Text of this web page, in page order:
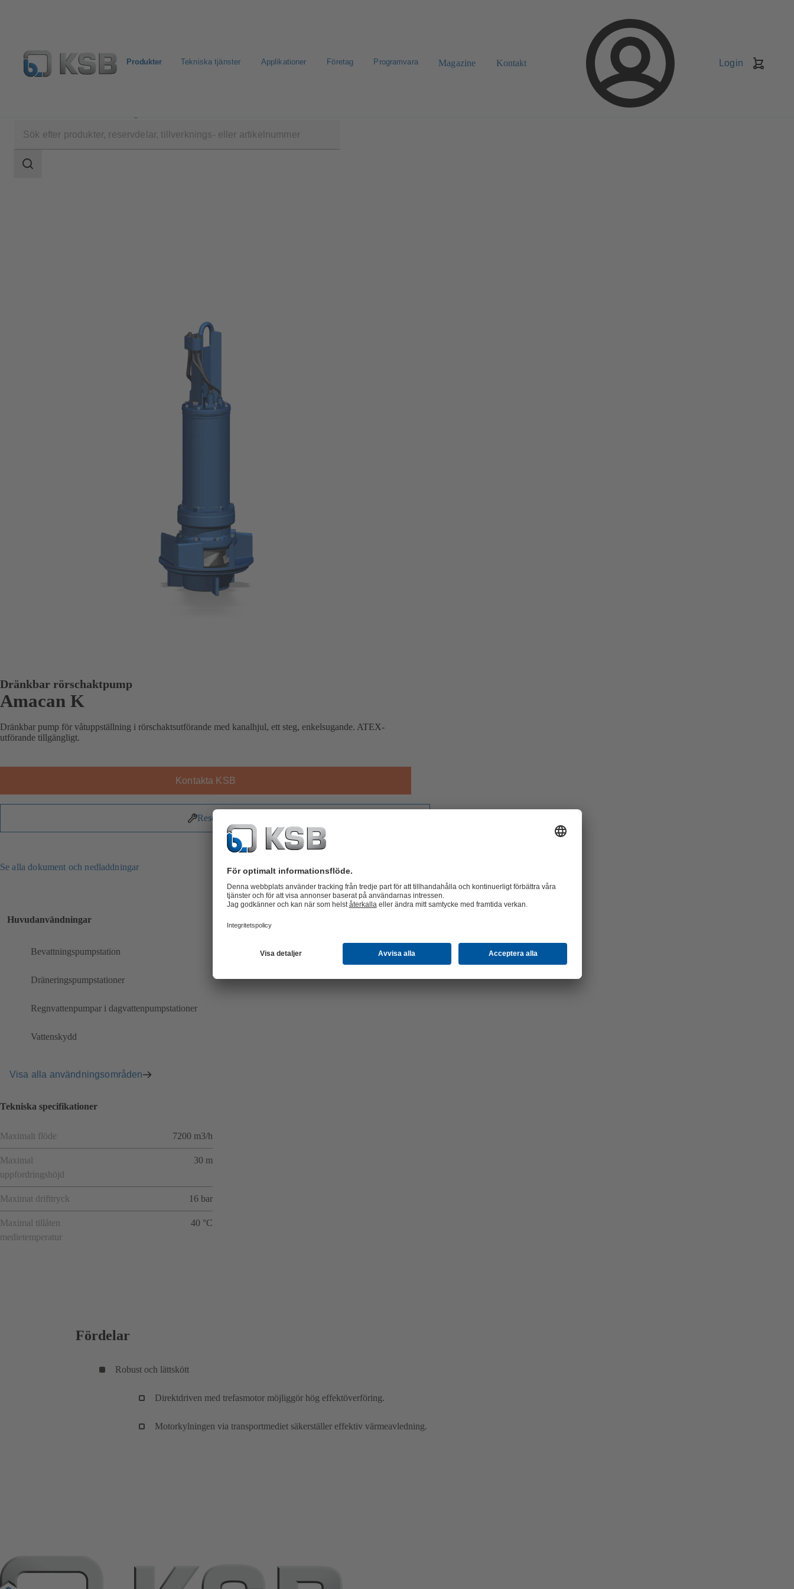
Produkter Tekniska tjänster Applikationer Företag Programvara Magazine Kontakt Login
Sökomfattning
Dränkbar rörschaktpump
Amacan K
Dränkbar pump för våtuppställning i rörschaktsutförande med kanalhjul, ett steg, enkelsugande. ATEX-
utförande tillgängligt.
Kontakta KSB
Reservdelar
Se alla dokument och nedladdningar
Huvudanvändningar
Bevattningspumpstation
Dräneringspumpstationer
Regnvattenpumpar i dagvattenpumpstationer
Vattenskydd
Visa alla användningsområden
Tekniska specifikationer
Maximalt flöde 7200 m3/h
Maximal
uppfordringshöjd
30 m
Maximat drifttryck 16 bar
Maximal tillåten
medietemperatur
40 °C
Fördelar
Robust och lättskött
Direktdriven med trefasmotor möjliggör hög effektöverföring.
Motorkylningen via transportmediet säkerställer effektiv värmeavledning.